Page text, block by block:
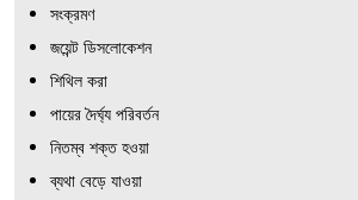
সংক্রমণ
জয়েন্ট ডিসলোকেশন
শিথিল করা
পায়ের দৈর্ঘ্য পরিবর্তন
নিতম্ব শক্ত হওয়া
ব্যথা বেড়ে যাওয়া